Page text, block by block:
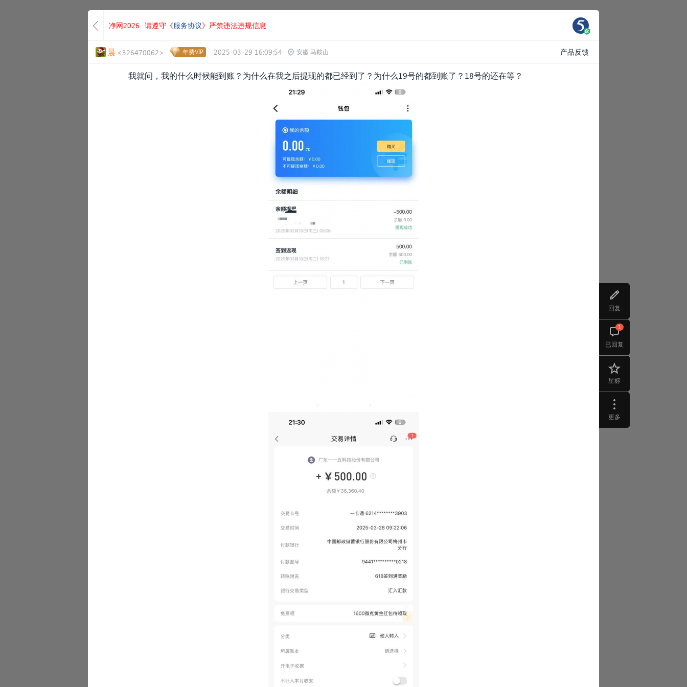
回复
已回复
1
星标
更多
净网2026 请遵守《服务协议》严禁违法违规信息
晨 <326470062> 年费VIP 2025-03-29 16:09:54 安徽 马鞍山 产品反馈
我就问，我的什么时候能到账？为什么在我之后提现的都已经到了？为什么19号的都到账了？18号的还在等？